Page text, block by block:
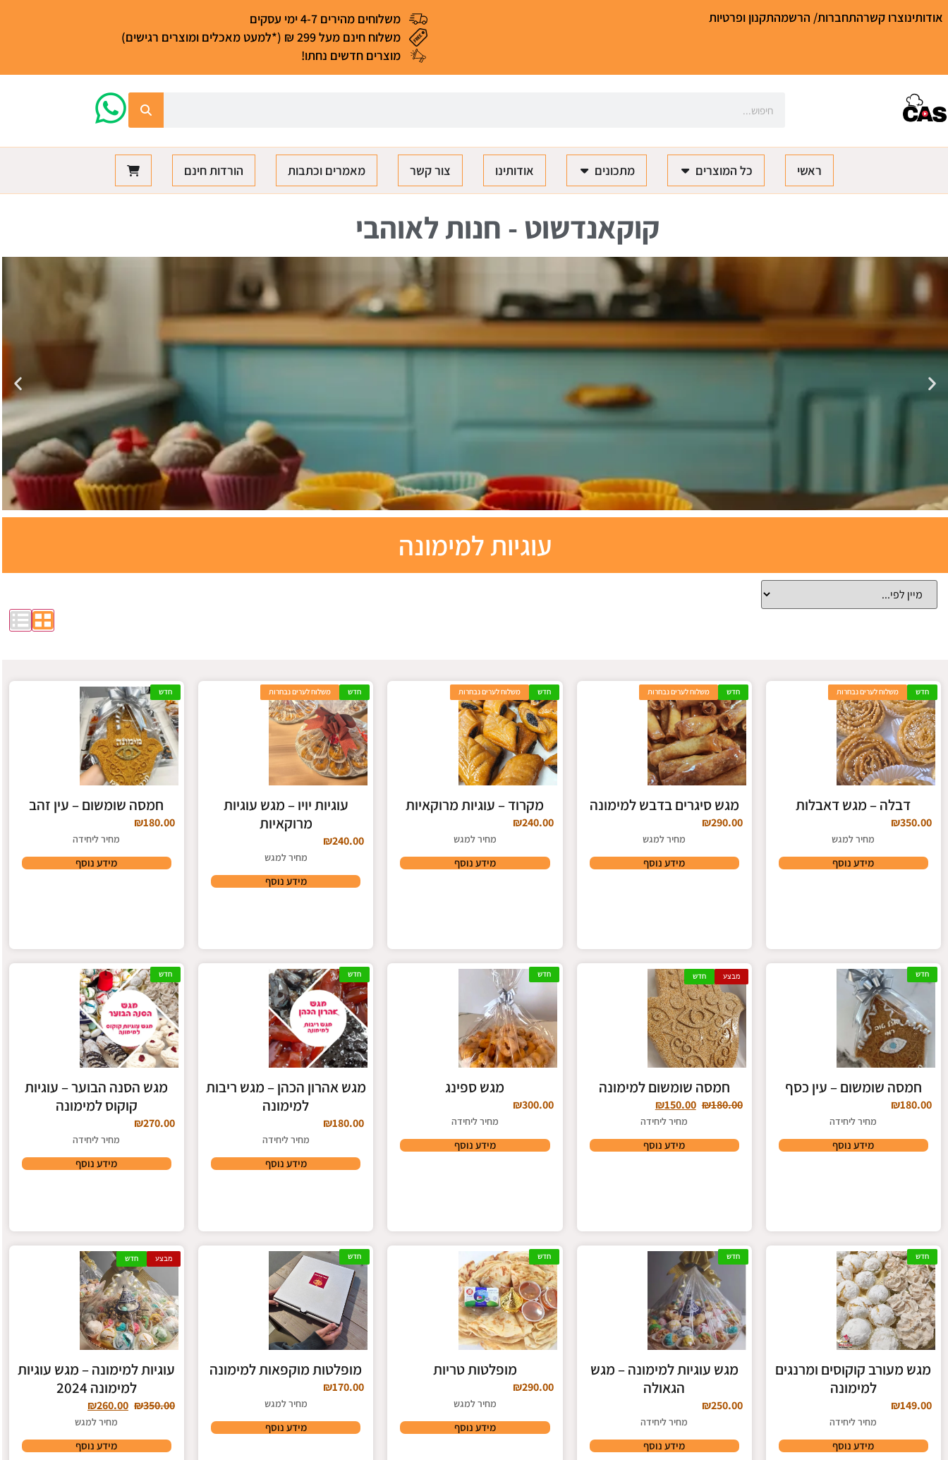
אודותינוצרו קשרהתחברות/ הרשמהתקנון ופרטיות
משלוחים מהירים 4-7 ימי עסקים
משלוח חינם מעל 299 ₪ (*למעט מאכלים ומוצרים רגישים)
מוצרים חדשים נחתו!
ראשי כל המוצרים מתכונים אודותינו צור קשר מאמרים וכתבות הורדות חינם
קוקאנדשוט - חנות לאוהבי
תבניות
אפייה
לחצו כאן
עוגיות למימונה
חדש משלוח לערים נבחרות
דבלה – מגש דאבלות
₪350.00
מחיר למגש
מידע נוסף
חדש משלוח לערים נבחרות
מגש סיגרים בדבש למימונה
₪290.00
מחיר למגש
מידע נוסף
חדש משלוח לערים נבחרות
מקרוד – עוגיות מרוקאיות
₪240.00
מחיר למגש
מידע נוסף
חדש משלוח לערים נבחרות
עוגיות יויו – מגש עוגיות
מרוקאיות
₪240.00
מחיר למגש
מידע נוסף
חדש
חמסה שומשום – עין זהב
₪180.00
מחיר ליחידה
מידע נוסף
חדש
חמסה שומשום – עין כסף
₪180.00
מחיר ליחידה
מידע נוסף
מבצע חדש
חמסה שומשום למימונה
₪180.00
₪150.00
מחיר ליחידה
מידע נוסף
חדש
מגש ספינג
₪300.00
מחיר ליחידה
מידע נוסף
חדש
מגש אהרון הכהן – מגש ריבות
למימונה
₪180.00
מחיר ליחידה
מידע נוסף
חדש
מגש הסנה הבוער – עוגיות
קוקוס למימונה
₪270.00
מחיר ליחידה
מידע נוסף
חדש
מגש מעורב קוקוסים ומרנגים
למימונה
₪149.00
מחיר ליחידה
מידע נוסף
חדש
מגש עוגיות למימונה – מגש
הגאולה
₪250.00
מחיר ליחידה
מידע נוסף
חדש
מופלטות טריות
₪290.00
מחיר למגש
מידע נוסף
חדש
מופלטות מוקפאות למימונה
₪170.00
מחיר למגש
מידע נוסף
מבצע חדש
עוגיות למימונה – מגש עוגיות
למימונה 2024
₪350.00
₪260.00
מחיר למגש
מידע נוסף